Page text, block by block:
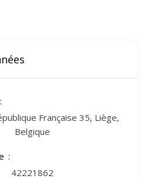
Française 35, Liège,
Belgique
42221862